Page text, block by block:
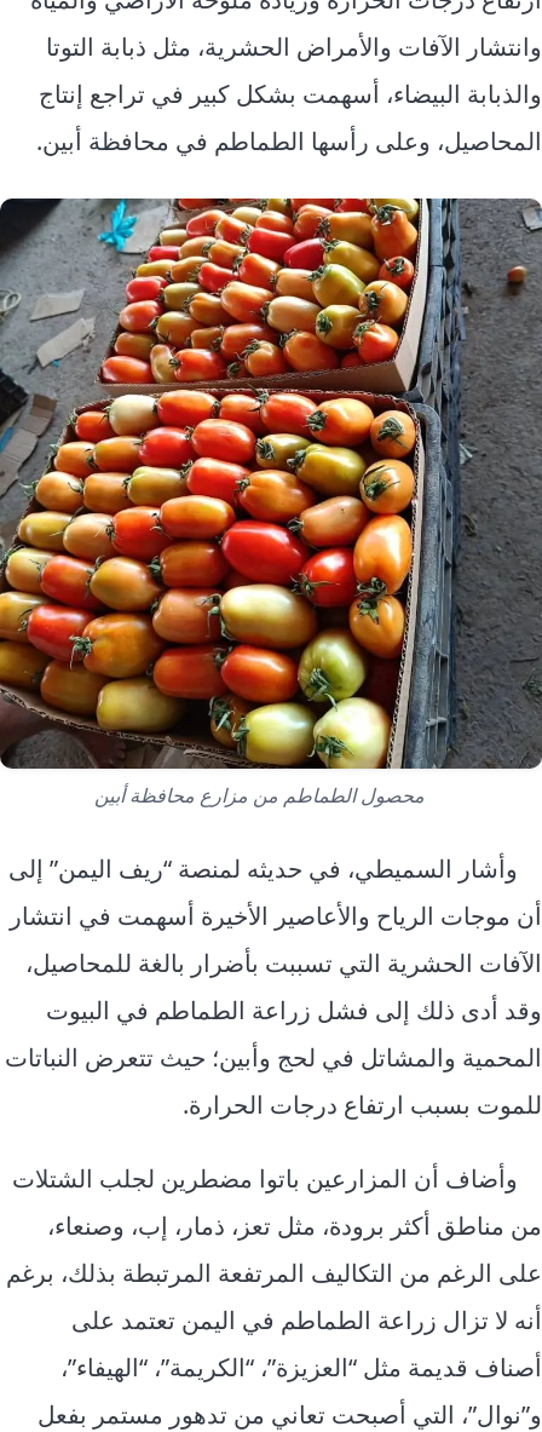
وانتشار الآفات والأمراض الحشرية، مثل ذبابة التوتا
والذبابة البيضاء، أسهمت بشكل كبير في تراجع إنتاج
المحاصيل، وعلى رأسها الطماطم في محافظة أبين.
محصول الطماطم من مزارع محافظة أبين
وأشار السميطي، في حديثه لمنصة “ريف اليمن” إلى
أن موجات الرياح والأعاصير الأخيرة أسهمت في انتشار
الآفات الحشرية التي تسببت بأضرار بالغة للمحاصيل،
وقد أدى ذلك إلى فشل زراعة الطماطم في البيوت
المحمية والمشاتل في لحج وأبين؛ حيث تتعرض النباتات
للموت بسبب ارتفاع درجات الحرارة.
وأضاف أن المزارعين باتوا مضطرين لجلب الشتلات
من مناطق أكثر برودة، مثل تعز، ذمار، إب، وصنعاء،
على الرغم من التكاليف المرتفعة المرتبطة بذلك، برغم
أنه لا تزال زراعة الطماطم في اليمن تعتمد على
أصناف قديمة مثل “العزيزة”، “الكريمة”، “الهيفاء”،
و”نوال”، التي أصبحت تعاني من تدهور مستمر بفعل